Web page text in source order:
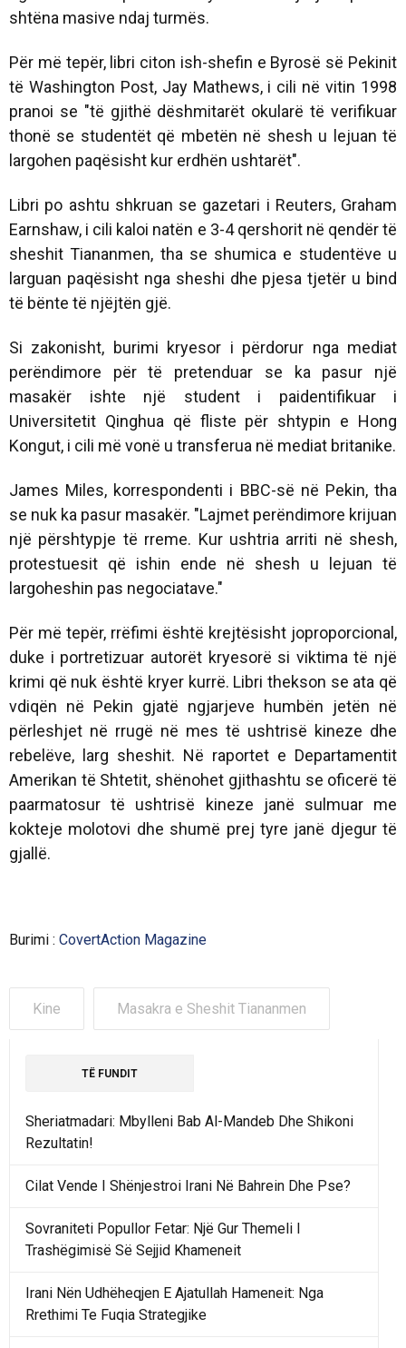
shtëna masive ndaj turmës.
Për më tepër, libri citon ish-shefin e Byrosë së Pekinit
të Washington Post, Jay Mathews, i cili në vitin 1998
pranoi se "të gjithë dëshmitarët okularë të verifikuar
thonë se studentët që mbetën në shesh u lejuan të
largohen paqësisht kur erdhën ushtarët".
Libri po ashtu shkruan se gazetari i Reuters, Graham
Earnshaw, i cili kaloi natën e 3-4 qershorit në qendër të
sheshit Tiananmen, tha se shumica e studentëve u
larguan paqësisht nga sheshi dhe pjesa tjetër u bind
të bënte të njëjtën gjë.
Si zakonisht, burimi kryesor i përdorur nga mediat
perëndimore për të pretenduar se ka pasur një
masakër ishte një student i paidentifikuar i
Universitetit Qinghua që fliste për shtypin e Hong
Kongut, i cili më vonë u transferua në mediat britanike.
James Miles, korrespondenti i BBC-së në Pekin, tha
se nuk ka pasur masakër. "Lajmet perëndimore krijuan
një përshtypje të rreme. Kur ushtria arriti në shesh,
protestuesit që ishin ende në shesh u lejuan të
largoheshin pas negociatave."
Për më tepër, rrëfimi është krejtësisht joproporcional,
duke i portretizuar autorët kryesorë si viktima të një
krimi që nuk është kryer kurrë. Libri thekson se ata që
vdiqën në Pekin gjatë ngjarjeve humbën jetën në
përleshjet në rrugë në mes të ushtrisë kineze dhe
rebelëve, larg sheshit. Në raportet e Departamentit
Amerikan të Shtetit, shënohet gjithashtu se oficerë të
paarmatosur të ushtrisë kineze janë sulmuar me
kokteje molotovi dhe shumë prej tyre janë djegur të
gjallë.
Burimi : CovertAction Magazine
Kine Masakra e Sheshit Tiananmen
TË FUNDIT
Sheriatmadari: Mbylleni Bab Al-Mandeb Dhe Shikoni
Rezultatin!
Cilat Vende I Shënjestroi Irani Në Bahrein Dhe Pse?
Sovraniteti Popullor Fetar: Një Gur Themeli I
Trashëgimisë Së Sejjid Khameneit
Irani Nën Udhëheqjen E Ajatullah Hameneit: Nga
Rrethimi Te Fuqia Strategjike